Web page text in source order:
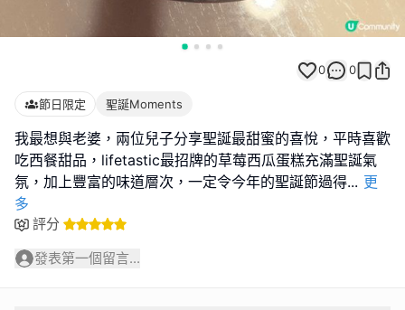
0 0
節日限定 聖誕Moments
我最想與老婆，兩位兒子分享聖誕最甜蜜的喜悅，平時喜歡
吃西餐甜品，lifetastic最招牌的草莓西瓜蛋糕充滿聖誕氣
氛，加上豐富的味道層次，一定令今年的聖誕節過得... 更
多
評分
發表第一個留言...